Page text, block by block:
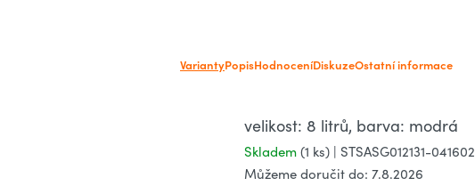
VariantyPopisHodnoceníDiskuzeOstatní informace
velikost: 8 litrů, barva: modrá
Skladem (1 ks) | STSASG012131-041602
Můžeme doručit do: 7.8.2026